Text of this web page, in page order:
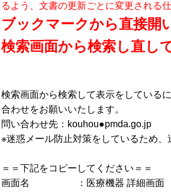
るよう、文書の更新ごとに変更される
ブックマークから直接開
検索画面から検索し直し
検索画面から検索して表示をしている
合わせをお願いいたします。
問い合わせ先：kouhou●pmda.go.jp
※迷惑メール防止対策をしているため
＝＝下記をコピーしてください＝＝
画面名 ：医療機器 詳細画面